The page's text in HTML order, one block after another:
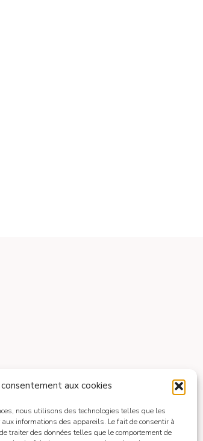
aux cookies
nous utilisons des technologies telles que les
aux informations des appareils. Le fait de consentir à
traiter des données telles que le comportement de